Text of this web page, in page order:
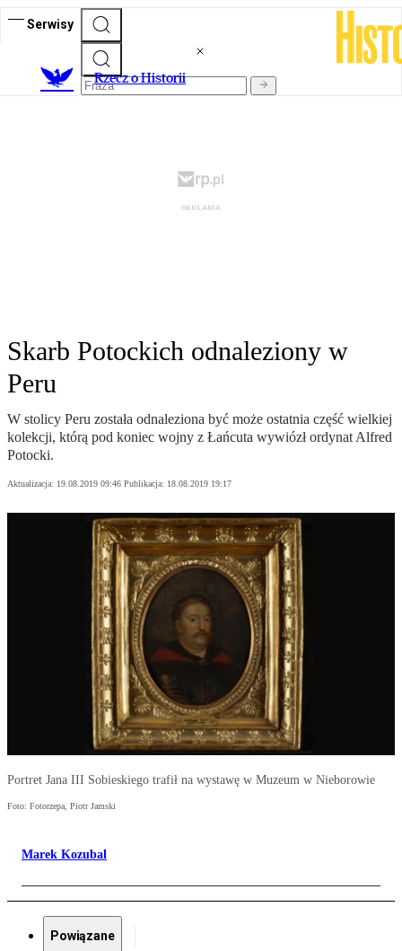
Serwisy
Rzecz o Historii
Skarb Potockich odnaleziony w
Peru
W stolicy Peru została odnaleziona być może ostatnia część wielkiej
kolekcji, którą pod koniec wojny z Łańcuta wywiózł ordynat Alfred
Potocki.
Aktualizacja: 19.08.2019 09:46 Publikacja: 18.08.2019 19:17
Portret Jana III Sobieskiego trafił na wystawę w Muzeum w Nieborowie
Foto: Fotorzepa, Piotr Jamski
Marek Kozubal
Powiązane